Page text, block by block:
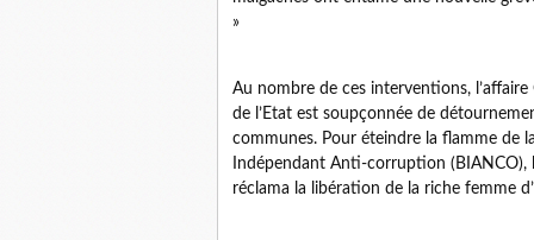
»
Au nombre de ces interventions,
de l’Etat est soupçonnée de
communes. Pour éteindre la flamme de
Indépendant Anti-corruption
réclama la libération de la riche femme